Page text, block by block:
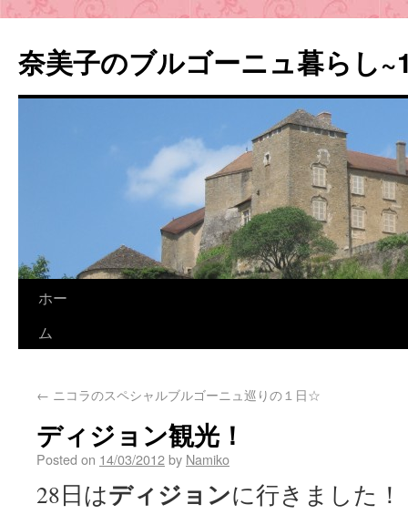
奈美子のブルゴーニュ暮らし
ホー
ム
← ニコラのスペシャルブルゴーニュ巡りの１日☆
ディジョン観光！
Posted on 14/03/2012by Namiko
28日はディジョンに行きました！